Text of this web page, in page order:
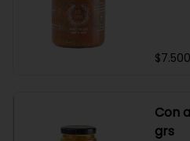
$7.500
Con
grs